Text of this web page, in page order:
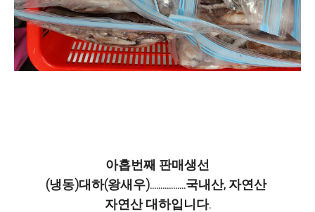
아홉번째 판매생선
(냉동)대하(왕새우).................국내산, 자연산
자연산 대하입니다.